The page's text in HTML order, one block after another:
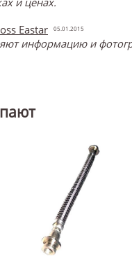
Eastar
05.01.2015
информацию и